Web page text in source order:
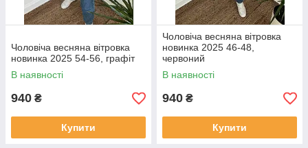
Чоловіча весняна вітровка
новинка 2025 54-56, графіт
В наявності
940 ₴
Купити
Чоловіча весняна вітровка
новинка 2025 46-48,
червоний
В наявності
940 ₴
Купити